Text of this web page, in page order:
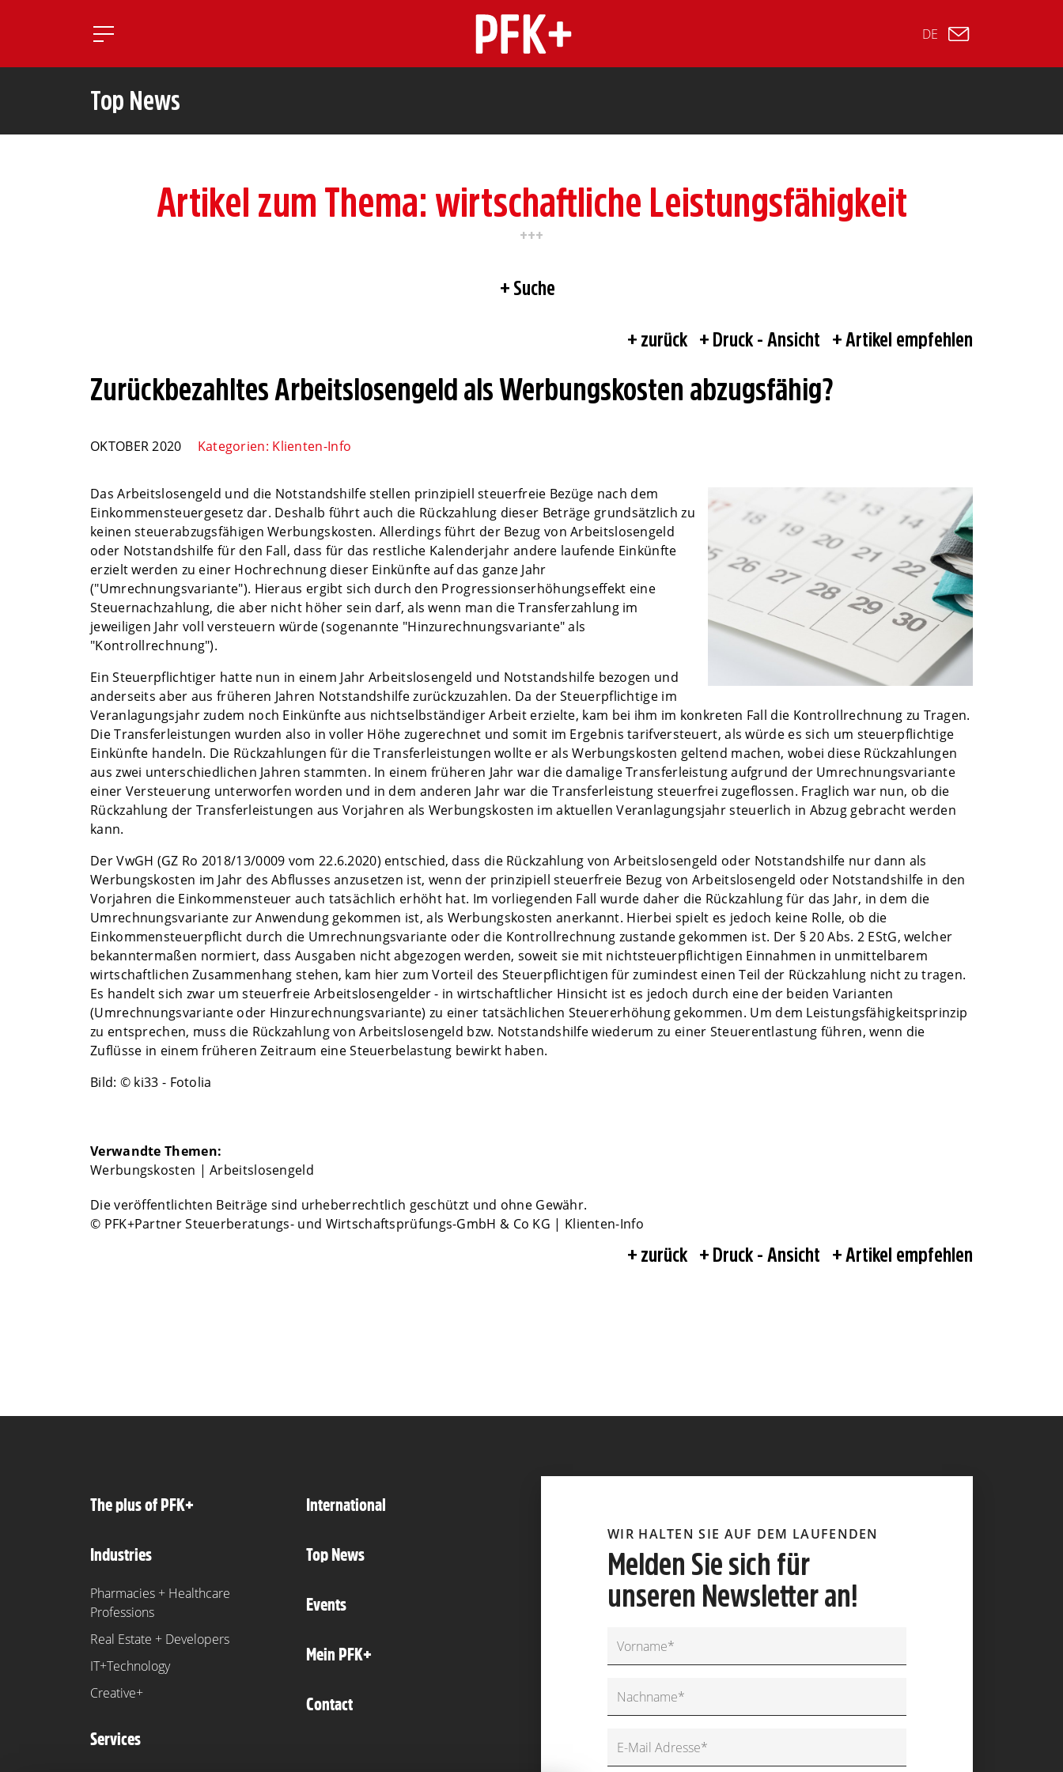
DE
Top News
Artikel zum Thema: wirtschaftliche Leistungsfähigkeit
Suche
zurück Druck - Ansicht Artikel empfehlen
Zurückbezahltes Arbeitslosengeld als Werbungskosten abzugsfähig?
OKTOBER 2020 Kategorien: Klienten-Info
Das Arbeitslosengeld und die Notstandshilfe stellen prinzipiell steuerfreie Bezüge nach dem
Einkommensteuergesetz dar. Deshalb führt auch die Rückzahlung dieser Beträge grundsätzlich zu
keinen steuerabzugsfähigen Werbungskosten. Allerdings führt der Bezug von Arbeitslosengeld
oder Notstandshilfe für den Fall, dass für das restliche Kalenderjahr andere laufende Einkünfte
erzielt werden zu einer Hochrechnung dieser Einkünfte auf das ganze Jahr
("Umrechnungsvariante"). Hieraus ergibt sich durch den Progressionserhöhungseffekt eine
Steuernachzahlung, die aber nicht höher sein darf, als wenn man die Transferzahlung im
jeweiligen Jahr voll versteuern würde (sogenannte "Hinzurechnungsvariante" als
"Kontrollrechnung").
Ein Steuerpflichtiger hatte nun in einem Jahr Arbeitslosengeld und Notstandshilfe bezogen und
anderseits aber aus früheren Jahren Notstandshilfe zurückzuzahlen. Da der Steuerpflichtige im
Veranlagungsjahr zudem noch Einkünfte aus nichtselbständiger Arbeit erzielte, kam bei ihm im konkreten Fall die Kontrollrechnung zu Tragen.
Die Transferleistungen wurden also in voller Höhe zugerechnet und somit im Ergebnis tarifversteuert, als würde es sich um steuerpflichtige
Einkünfte handeln. Die Rückzahlungen für die Transferleistungen wollte er als Werbungskosten geltend machen, wobei diese Rückzahlungen
aus zwei unterschiedlichen Jahren stammten. In einem früheren Jahr war die damalige Transferleistung aufgrund der Umrechnungsvariante
einer Versteuerung unterworfen worden und in dem anderen Jahr war die Transferleistung steuerfrei zugeflossen. Fraglich war nun, ob die
Rückzahlung der Transferleistungen aus Vorjahren als Werbungskosten im aktuellen Veranlagungsjahr steuerlich in Abzug gebracht werden
kann.
Der VwGH (GZ Ro 2018/13/0009 vom 22.6.2020) entschied, dass die Rückzahlung von Arbeitslosengeld oder Notstandshilfe nur dann als
Werbungskosten im Jahr des Abflusses anzusetzen ist, wenn der prinzipiell steuerfreie Bezug von Arbeitslosengeld oder Notstandshilfe in den
Vorjahren die Einkommensteuer auch tatsächlich erhöht hat. Im vorliegenden Fall wurde daher die Rückzahlung für das Jahr, in dem die
Umrechnungsvariante zur Anwendung gekommen ist, als Werbungskosten anerkannt. Hierbei spielt es jedoch keine Rolle, ob die
Einkommensteuerpflicht durch die Umrechnungsvariante oder die Kontrollrechnung zustande gekommen ist. Der § 20 Abs. 2 EStG, welcher
bekanntermaßen normiert, dass Ausgaben nicht abgezogen werden, soweit sie mit nichtsteuerpflichtigen Einnahmen in unmittelbarem
wirtschaftlichen Zusammenhang stehen, kam hier zum Vorteil des Steuerpflichtigen für zumindest einen Teil der Rückzahlung nicht zu tragen.
Es handelt sich zwar um steuerfreie Arbeitslosengelder - in wirtschaftlicher Hinsicht ist es jedoch durch eine der beiden Varianten
(Umrechnungsvariante oder Hinzurechnungsvariante) zu einer tatsächlichen Steuererhöhung gekommen. Um dem Leistungsfähigkeitsprinzip
zu entsprechen, muss die Rückzahlung von Arbeitslosengeld bzw. Notstandshilfe wiederum zu einer Steuerentlastung führen, wenn die
Zuflüsse in einem früheren Zeitraum eine Steuerbelastung bewirkt haben.
Bild: © ki33 - Fotolia
Verwandte Themen:
Werbungskosten |Arbeitslosengeld
Die veröffentlichten Beiträge sind urheberrechtlich geschützt und ohne Gewähr.
© PFK+Partner Steuerberatungs- und Wirtschaftsprüfungs-GmbH & Co KG | Klienten-Info
zurück Druck - Ansicht Artikel empfehlen
The plus of PFK+
Industries
Pharmacies + Healthcare
Professions
Real Estate + Developers
IT+Technology
Creative+
Services
International
Top News
Events
Mein PFK+
Contact
WIR HALTEN SIE AUF DEM LAUFENDEN
Melden Sie sich für
unseren Newsletter an!